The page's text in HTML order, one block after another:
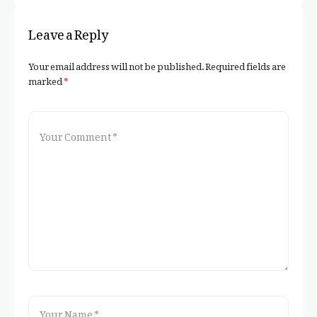
Leave a Reply
Your email address will not be published.Required fields are
marked*